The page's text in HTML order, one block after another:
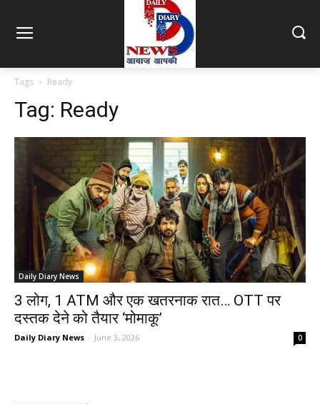
Tags Ready
Tag: Ready
Daily Diary News
3 लोग, 1 ATM और एक खतरनाक रात… OTT पर
दस्तक देने को तैयार ‘मोमाकू’
Daily Diary News - June 3, 2026 0